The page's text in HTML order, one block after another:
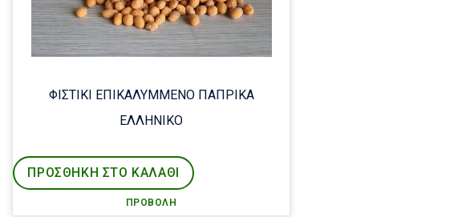
ΦΙΣΤΙΚΙ ΕΠΙΚΑΛΥΜΜΕΝΟ ΠΑΠΡΙΚΑ
ΕΛΛΗΝΙΚΟ
ΠΡΟΒΟΛΉ
ΠΡΟΣΘΉΚΗ ΣΤΟ ΚΑΛΑΘΙ